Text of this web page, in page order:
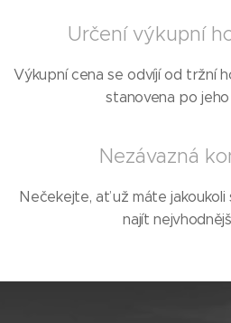
Určení výkupní
Výkupní cena se odvíjí od tržní
stanovena po
Nezávazná
Nečekejte, ať už máte jakoukoli
najít